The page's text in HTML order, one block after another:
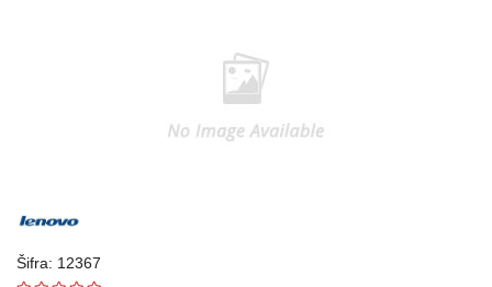
Ploteri
Bela
Šifra: 12367